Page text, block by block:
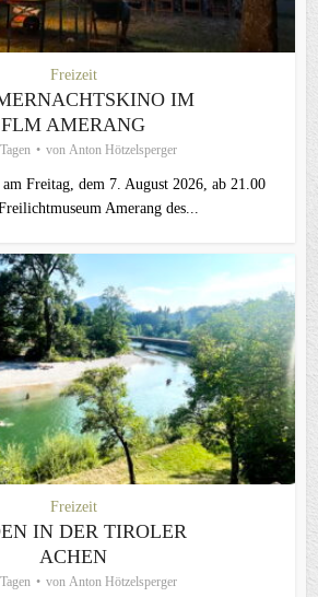
Freizeit
IM
FLM AMERANG
von Anton Hötzelsperger
am Freitag, dem 7. August 2026, ab 21.00
Amerang des...
Freizeit
IN DER TIROLER
ACHEN
von Anton Hötzelsperger